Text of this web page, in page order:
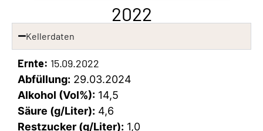
2022
Kellerdaten
Ernte: 15.09.2022
Abfüllung: 29.03.2024
Alkohol (Vol%): 14,5
Säure (g/Liter): 4,6
Restzucker (g/Liter): 1,0